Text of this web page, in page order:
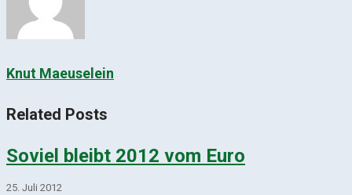
Knut Maeuselein
Related Posts
Soviel bleibt 2012 vom Euro
25. Juli 2012